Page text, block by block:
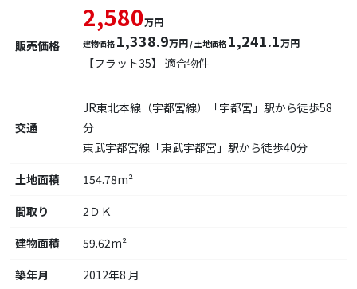
販売価格
2,580万円
建物価格 1,338.9万円/ 土地価格 1,241.1万円
【フラット35】 適合物件
交通
JR東北本線（宇都宮線）「宇都宮」駅から徒歩58
分
東武宇都宮線「東武宇都宮」駅から徒歩40分
土地面積
154.78m²
間取り
2ＤＫ
建物面積
59.62m²
築年月
2012年8 月